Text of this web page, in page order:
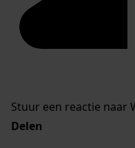
Stuur een reactie naar
Delen